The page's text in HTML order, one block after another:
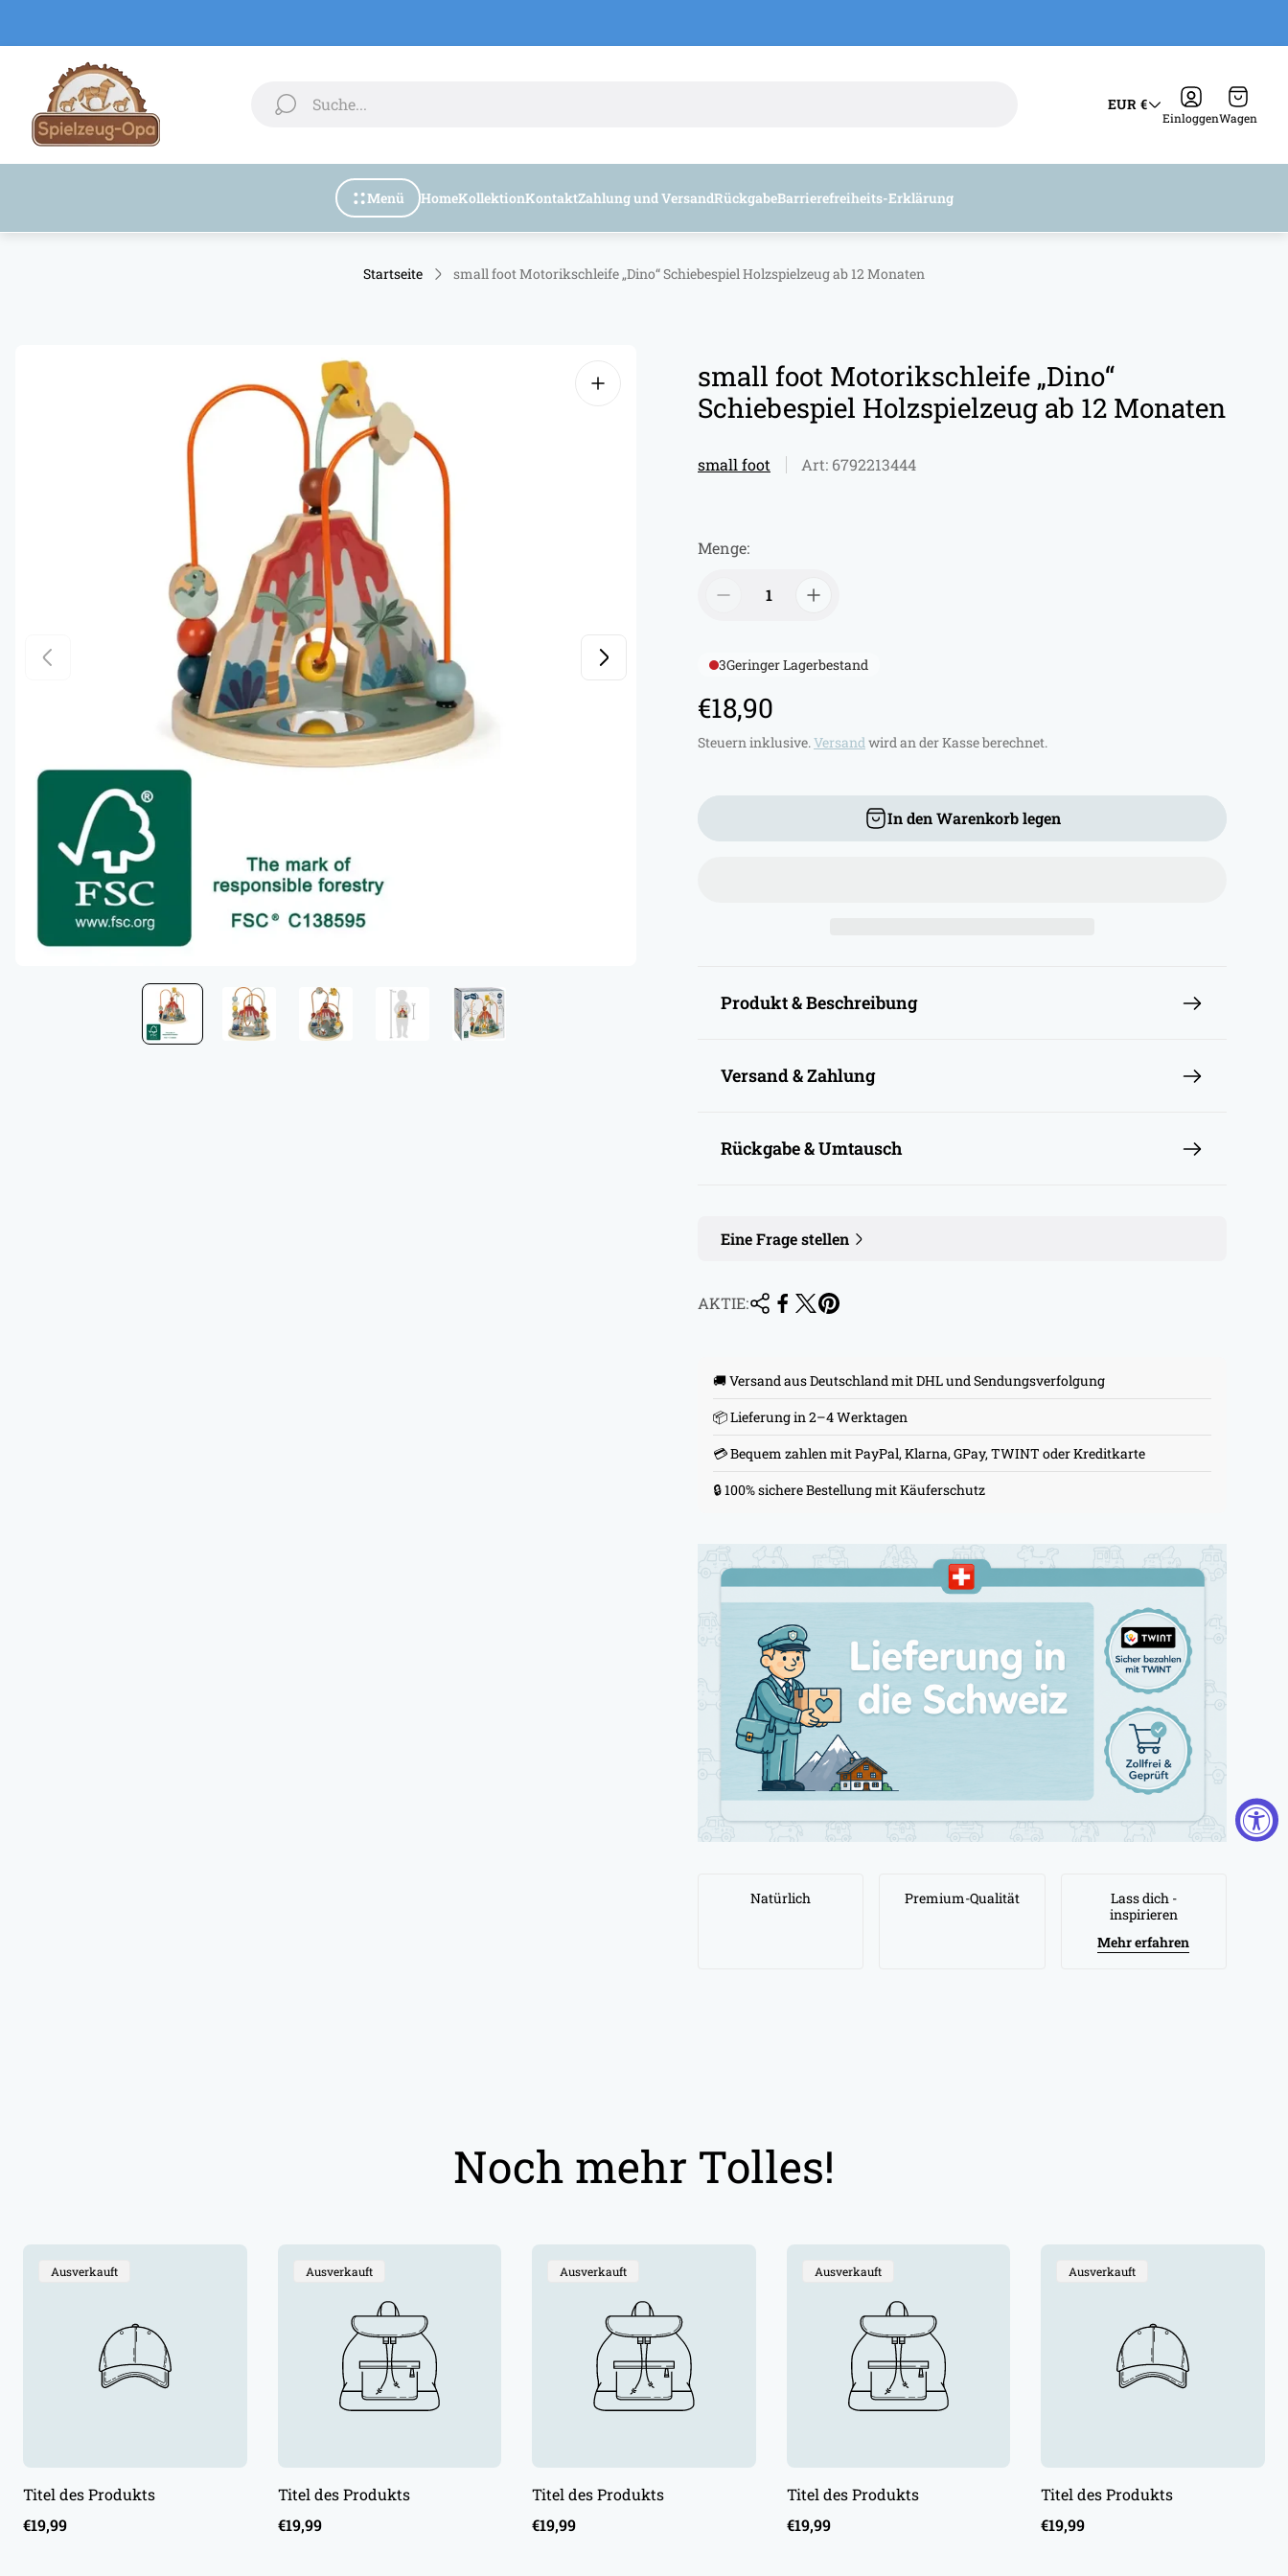
Laden-
Logo"
Suche...
EUR €
Einloggen
des
Wagens.
Wagen
Menü HomeKollektionKontaktZahlung und VersandRückgabeBarrierefreiheits-Erklärung
Startseite small foot Motorikschleife „Dino“ Schiebespiel Holzspielzeug ab 12 Monaten
small foot Motorikschleife „Dino“
Schiebespiel Holzspielzeug ab 12 Monaten
small foot Art: 6792213444
Menge:
3Geringer Lagerbestand
R
e
u
l
€18,90
Steuern inklusive.Versandwird an der Kasse berechnet.
In den Warenkorb legen
Produkt & Beschreibung
Versand & Zahlung
Rückgabe & Umtausch
Eine Frage stellen
AKTIE:
🚚 Versand aus Deutschland mit DHL und Sendungsverfolgung
📦 Lieferung in 2–4 Werktagen
💳 Bequem zahlen mit PayPal, Klarna, GPay, TWINT oder Kreditkarte
🔒 100% sichere Bestellung mit Käuferschutz
Natürlich Premium-Qualität
Lass dich -
inspirieren
Mehr erfahren
Noch mehr Tolles!
Produktbezeichnung:
Ausverkauft
Titel des Produkts
Regulärer
Preis
€19,99
Produktbezeichnung:
Ausverkauft
Titel des Produkts
Regulärer
Preis
€19,99
Produktbezeichnung:
Ausverkauft
Titel des Produkts
Regulärer
Preis
€19,99
Produktbezeichnung:
Ausverkauft
Titel des Produkts
Regulärer
Preis
€19,99
Produktbezeichnung:
Ausverkauft
Titel des Produkts
Regulärer
Preis
€19,99